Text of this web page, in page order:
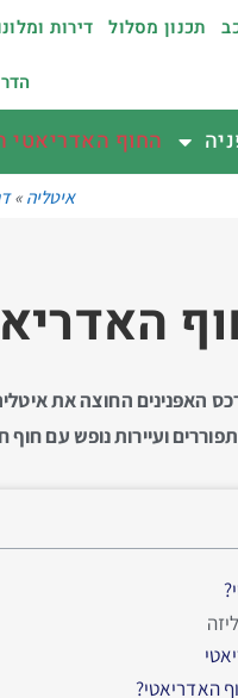
תכנון מסלול דירות
החוף האדריאטי
איטליה »
האפּנינים החוצה את
ועיירות נופש עם
האדריאטי?